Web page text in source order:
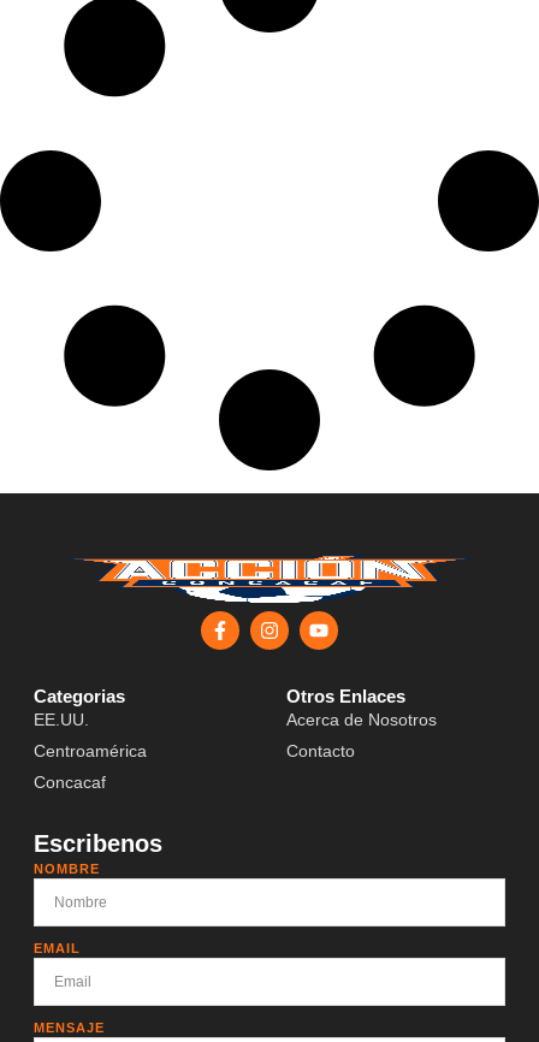
Categorias
EE.UU.
Centroamérica
Concacaf
Otros Enlaces
Acerca de Nosotros
Contacto
Escribenos
NOMBRE
EMAIL
MENSAJE